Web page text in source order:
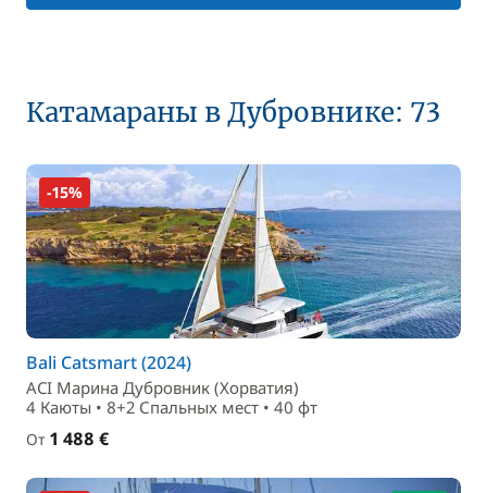
Катамараны в Дубровнике: 73
-15%
Bali Catsmart (2024)
ACI Марина Дубровник (Хорватия)
4 Каюты • 8+2 Спальныx мест • 40 фт
От 1 488 €